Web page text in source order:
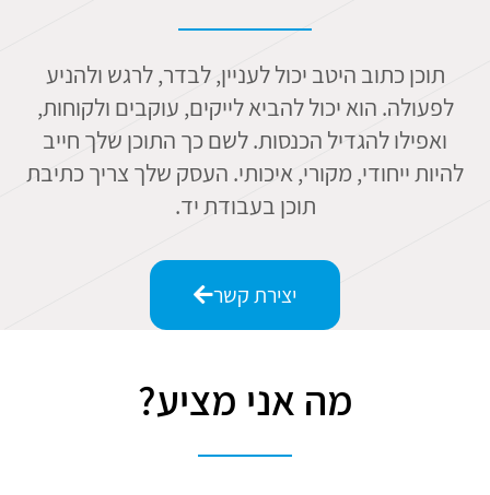
תוכן כתוב היטב יכול לעניין, לבדר, לרגש ולהניע
לפעולה. הוא יכול להביא לייקים, עוקבים ולקוחות,
ואפילו להגדיל הכנסות. לשם כך התוכן שלך חייב
להיות ייחודי, מקורי, איכותי. העסק שלך צריך כתיבת
תוכן בעבודת יד.
יצירת קשר
מה אני מציע?